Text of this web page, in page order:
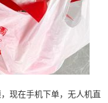
现在手机下单，无人机直